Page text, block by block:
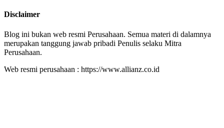
Disclaimer
Blog ini bukan web resmi Perusahaan. Semua materi di dalamnya
merupakan tanggung jawab pribadi Penulis selaku Mitra
Perusahaan.
Web resmi perusahaan : https://www.allianz.co.id